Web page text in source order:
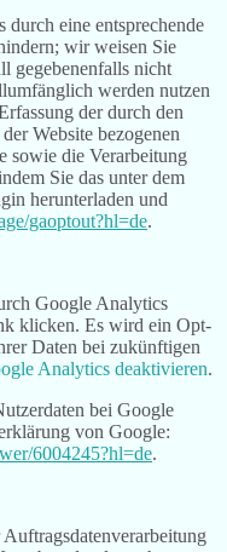
durch eine entsprechende
wir weisen Sie
gegebenenfalls nicht
werden nutzen
der durch den
Website bezogenen
sowie die Verarbeitung
Sie das unter dem
herunterladen und
gaoptout?hl=de.
Google Analytics
klicken. Es wird ein Opt-
Daten bei zukünftigen
Analytics deaktivieren.
bei Google
von Google:
6004245?hl=de.